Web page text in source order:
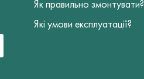
Як правильно змонтувати?
Які умови експлуатації?